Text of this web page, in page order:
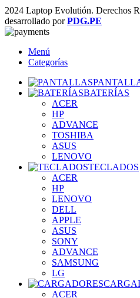
2024 Laptop Evolutión. Derechos
desarrollado porPDG.PE
Menú
Categorías
BATERÍAS
ACER
HP
ADVANCE
TOSHIBA
ASUS
LENOVO
TECLADOS
ACER
HP
LENOVO
DELL
APPLE
ASUS
SONY
ADVANCE
SAMSUNG
LG
ACER